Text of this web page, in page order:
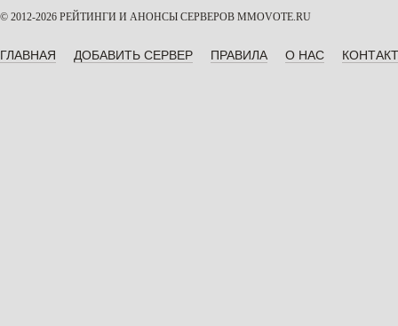
© 2012-2026 РЕЙТИНГИ И АНОНСЫ СЕРВЕРОВ MMOVOTE.RU
ГЛАВНАЯ ДОБАВИТЬ СЕРВЕР ПРАВИЛА О НАС